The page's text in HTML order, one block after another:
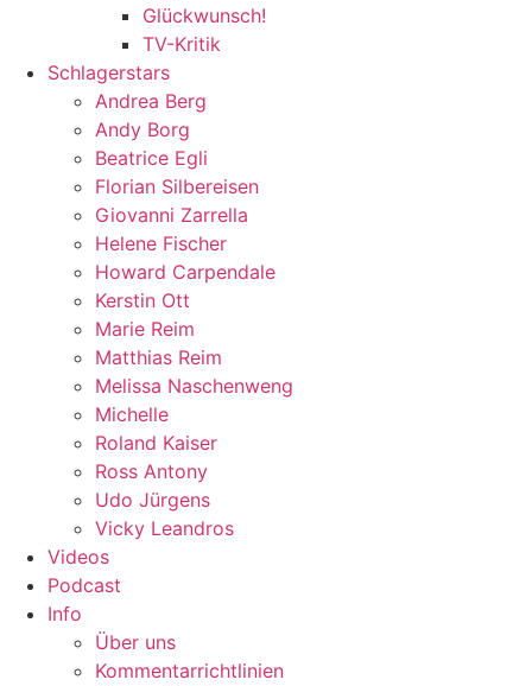
Glückwunsch!
TV-Kritik
Schlagerstars
Andrea Berg
Andy Borg
Beatrice Egli
Florian Silbereisen
Giovanni Zarrella
Helene Fischer
Howard Carpendale
Kerstin Ott
Marie Reim
Matthias Reim
Melissa Naschenweng
Michelle
Roland Kaiser
Ross Antony
Udo Jürgens
Vicky Leandros
Videos
Podcast
Info
Über uns
Kommentarrichtlinien